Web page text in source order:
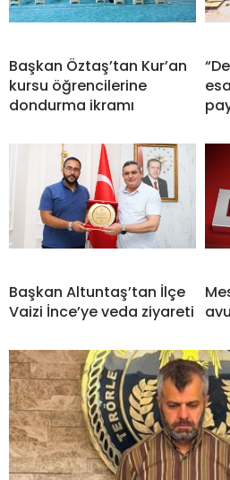
Başkan Öztaş’tan Kur’an
kursu öğrencilerine
dondurma ikramı
Başkan Altuntaş’tan İlçe
Vaizi İnce’ye veda ziyareti